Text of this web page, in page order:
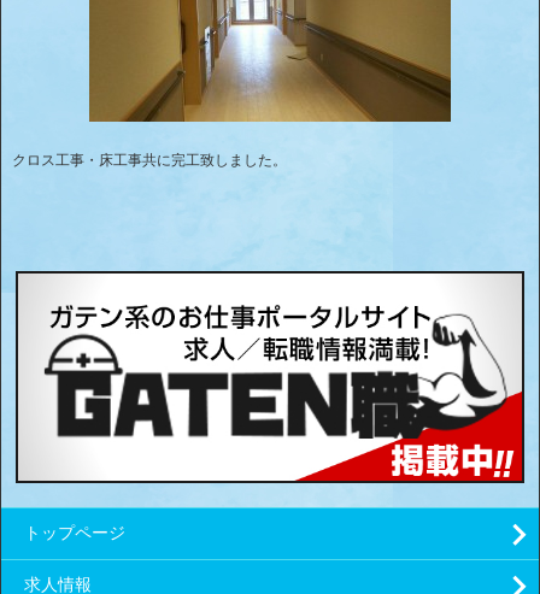
クロス工事・床工事共に完工致しました。
トップページ
求人情報